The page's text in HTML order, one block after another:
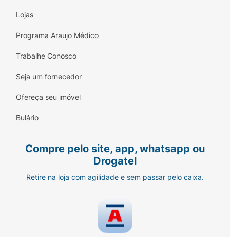
Lojas
Programa Araujo Médico
Trabalhe Conosco
Seja um fornecedor
Ofereça seu imóvel
Bulário
Compre pelo site, app, whatsapp ou
Drogatel
Retire na loja com agilidade e sem passar pelo caixa.